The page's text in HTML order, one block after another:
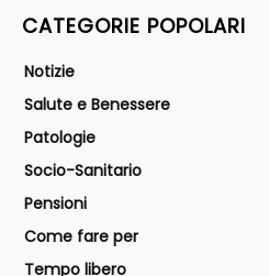
CATEGORIE POPOLARI
Notizie
Salute e Benessere
Patologie
Socio-Sanitario
Pensioni
Come fare per
Tempo libero